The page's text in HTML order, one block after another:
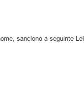
sanciono a seguinte Lei,